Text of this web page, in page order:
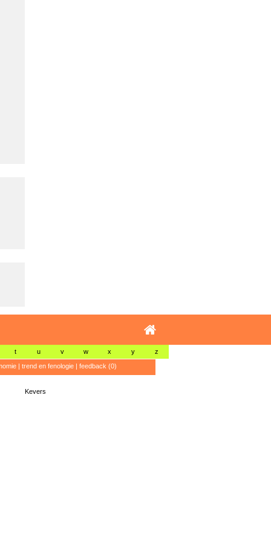
t u v w x y z
| trend en fenologie| feedback (0)
Kevers